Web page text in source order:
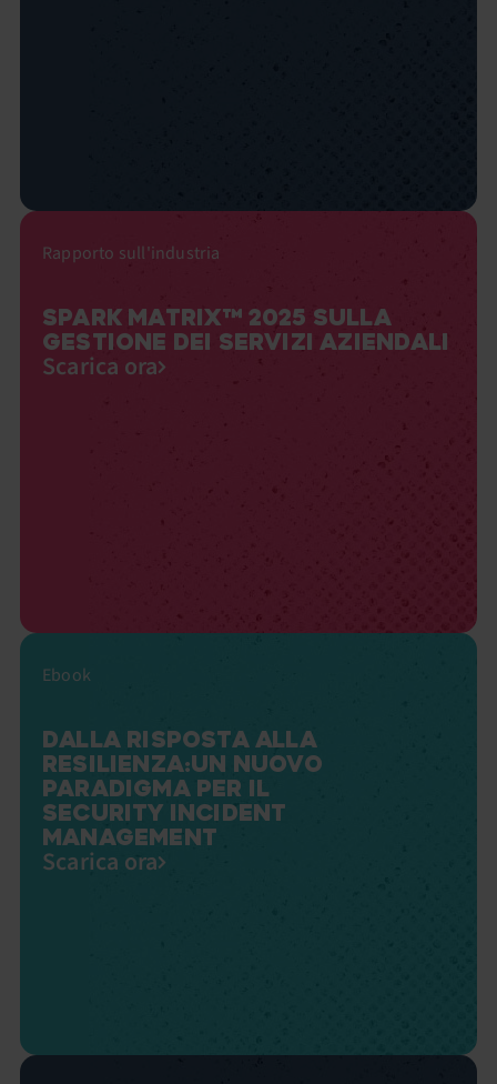
Rapporto sull'industria
SPARK MATRIX™ 2025 SULLA
GESTIONE DEI SERVIZI AZIENDALI
Scarica ora
Ebook
DALLA RISPOSTA ALLA
RESILIENZA:UN NUOVO
PARADIGMA PER IL
SECURITY INCIDENT
MANAGEMENT
Scarica ora